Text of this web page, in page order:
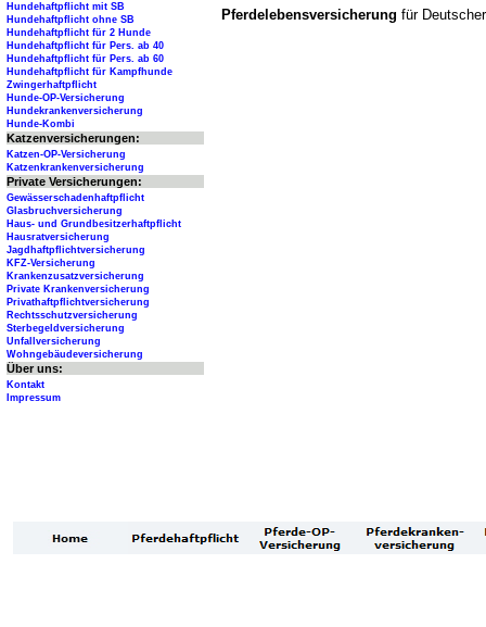
Pferdelebensversicherung für
Hundehaftpflicht mit SB
Hundehaftpflicht ohne SB
Hundehaftpflicht für 2 Hunde
Hundehaftpflicht für Pers. ab 40
Hundehaftpflicht für Pers. ab 60
Hundehaftpflicht für Kampfhunde
Zwingerhaftpflicht
Hunde-OP-Versicherung
Hundekrankenversicherung
Hunde-Kombi
Katzenversicherungen:
Katzen-OP-Versicherung
Katzenkrankenversicherung
Private Versicherungen:
Gewässerschadenhaftpflicht
Glasbruchversicherung
Haus- und Grundbesitzerhaftpflicht
Hausratversicherung
Jagdhaftpflichtversicherung
KFZ-Versicherung
Krankenzusatzversicherung
Private Krankenversicherung
Privathaftpflichtversicherung
Rechtsschutzversicherung
Sterbegeldversicherung
Unfallversicherung
Wohngebäudeversicherung
Über uns:
Kontakt
Impressum